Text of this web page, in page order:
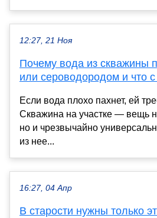
12:27, 21 Ноя
Почему вода из скважины
или сероводородом и что
Если вода плохо пахнет, ей
Скважина на участке — вещь
но и чрезвычайно
из нее...
16:27, 04 Апр
В старости нужны только